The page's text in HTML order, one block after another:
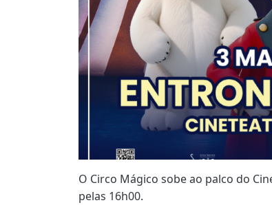
O Circo Mágico sobe ao palco do
pelas 16h00.